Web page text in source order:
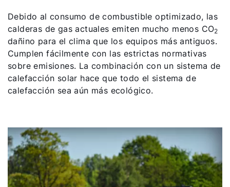
Debido al consumo de combustible optimizado, las
calderas de gas actuales emiten mucho menos CO2
dañino para el clima que los equipos más antiguos.
Cumplen fácilmente con las estrictas normativas
sobre emisiones. La combinación con un sistema de
calefacción solar hace que todo el sistema de
calefacción sea aún más ecológico.
Links importantes
Carrera profesional
Sustentabilidad